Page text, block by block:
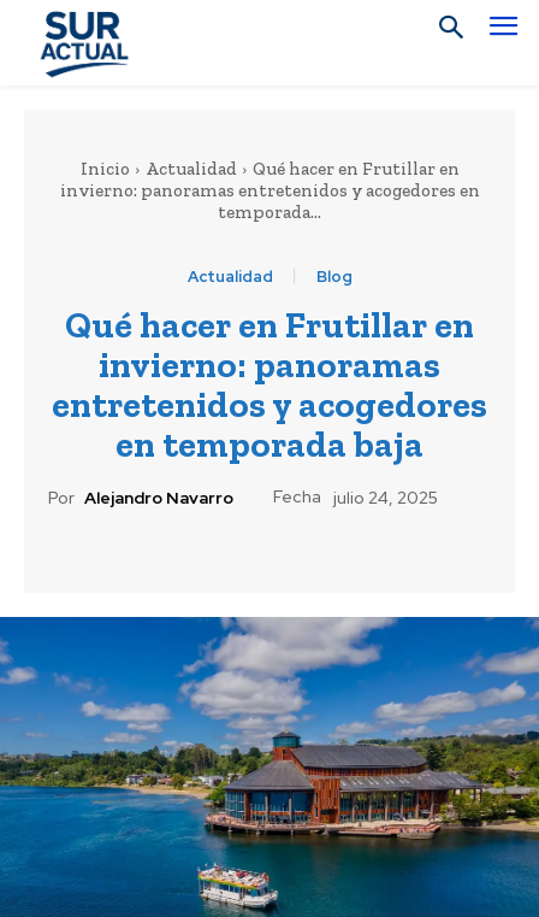
Inicio Actualidad
Qué hacer en Frutillar en
invierno: panoramas entretenidos y acogedores en
temporada...
Actualidad Blog
Qué hacer en Frutillar en
invierno: panoramas
entretenidos y acogedores
en temporada baja
Por Alejandro Navarro Fecha julio 24, 2025